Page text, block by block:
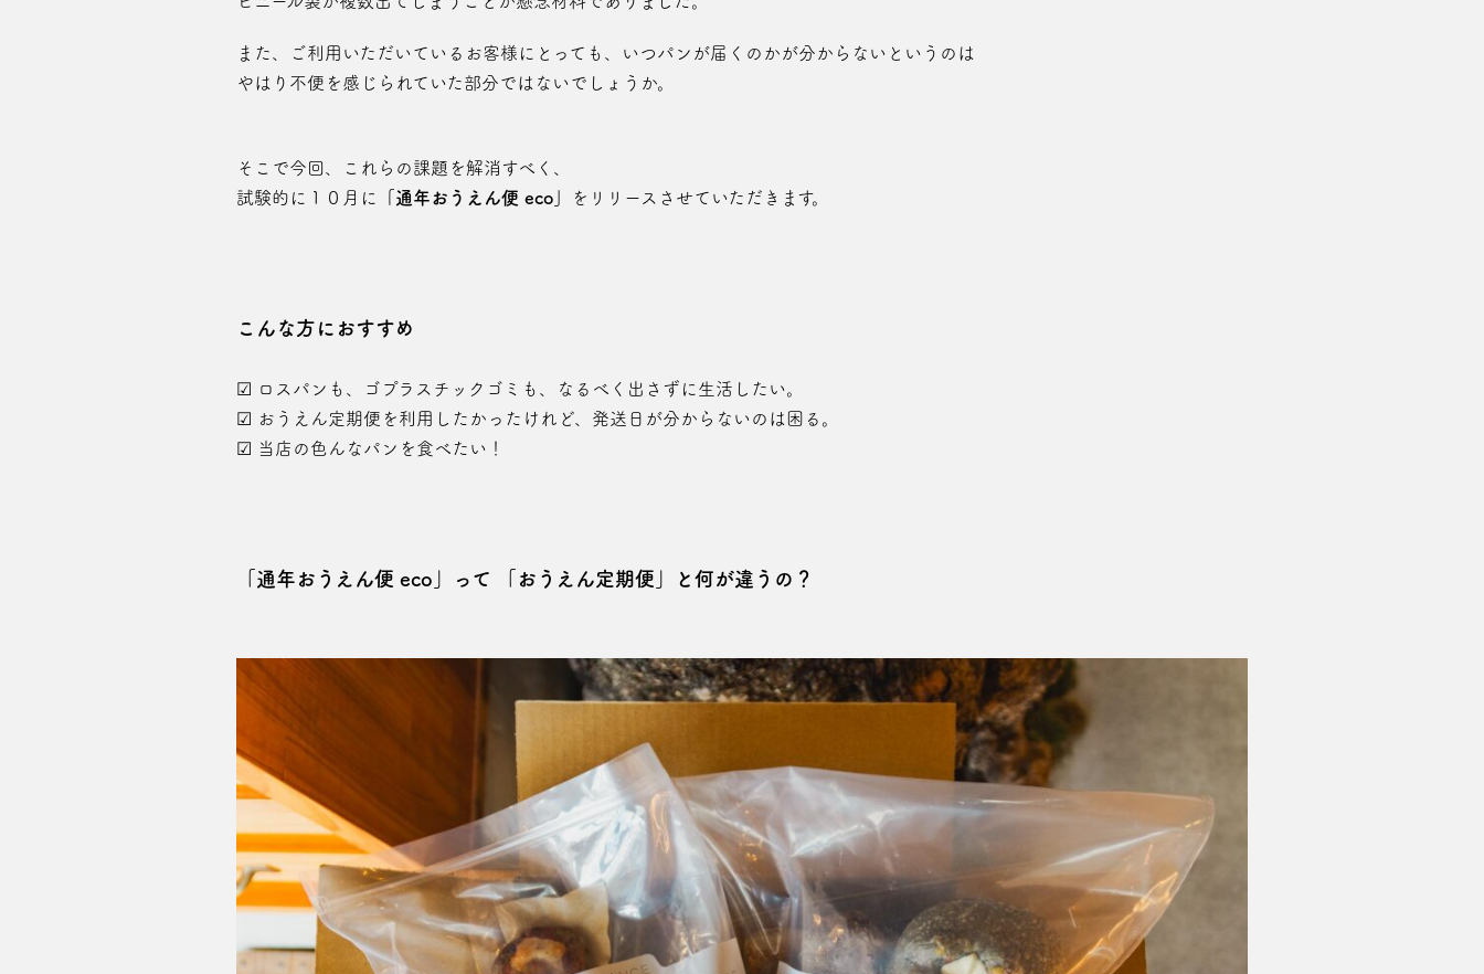
また、ご利用いただいているお客様にとっても、いつパンが届くのかが分からないというのは
やはり不便を感じられていた部分ではないでしょうか。
そこで今回、これらの課題を解消すべく、
試験的に１０月に
「通年おうえん便 eco」 をリリースさせていただきます。
こんな方におすすめ
☑ ロスパンも、ゴプラスチックゴミも、なるべく出さずに生活したい。
☑ おうえん定期便を利用したかったけれど、発送日が分からないのは困る。
☑ 当店の色んなパンを食べたい！
「通年おうえん便 eco」って 「おうえん定期便」と何が違うの？